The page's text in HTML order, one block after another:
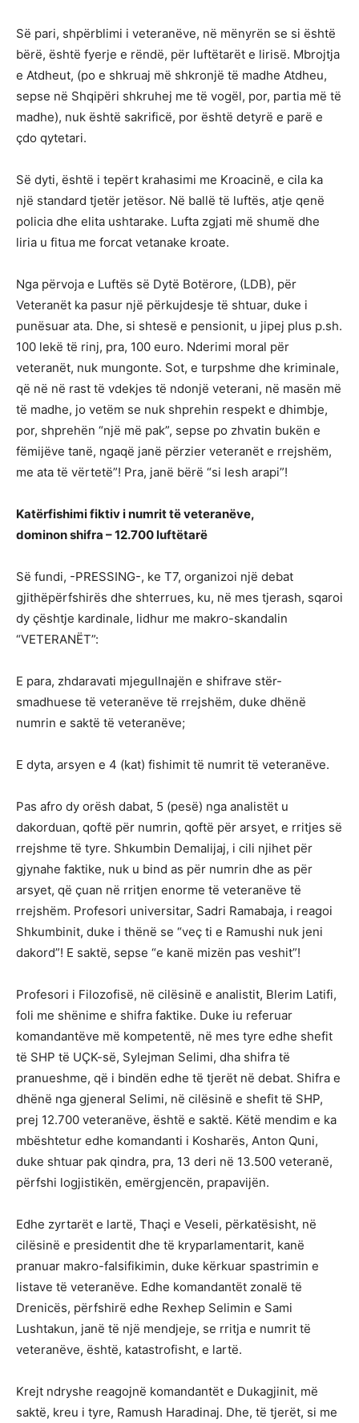
Së pari, shpërblimi i veteranëve, në mënyrën se si është
bërë, është fyerje e rëndë, për luftëtarët e lirisë. Mbrojtja
e Atdheut, (po e shkruaj më shkronjë të madhe Atdheu,
sepse në Shqipëri shkruhej me të vogël, por, partia më të
madhe), nuk është sakrificë, por është detyrë e parë e
çdo qytetari.
Së dyti, është i tepërt krahasimi me Kroacinë, e cila ka
një standard tjetër jetësor. Në ballë të luftës, atje qenë
policia dhe elita ushtarake. Lufta zgjati më shumë dhe
liria u fitua me forcat vetanake kroate.
Nga përvoja e Luftës së Dytë Botërore, (LDB), për
Veteranët ka pasur një përkujdesje të shtuar, duke i
punësuar ata. Dhe, si shtesë e pensionit, u jipej plus p.sh.
100 lekë të rinj, pra, 100 euro. Nderimi moral për
veteranët, nuk mungonte. Sot, e turpshme dhe kriminale,
që në në rast të vdekjes të ndonjë veterani, në masën më
të madhe, jo vetëm se nuk shprehin respekt e dhimbje,
por, shprehën “një më pak”, sepse po zhvatin bukën e
fëmijëve tanë, ngaqë janë përzier veteranët e rrejshëm,
me ata të vërtetë”! Pra, janë bërë “si lesh arapi”!
Katërfishimi fiktiv i numrit të veteranëve,
dominon shifra – 12.700 luftëtarë
Së fundi, -PRESSING-, ke T7, organizoi një debat
gjithëpërfshirës dhe shterrues, ku, në mes tjerash, sqaroi
dy çështje kardinale, lidhur me makro-skandalin
“VETERANËT”:
E para, zhdaravati mjegullnajën e shifrave stër-
smadhuese të veteranëve të rrejshëm, duke dhënë
numrin e saktë të veteranëve;
E dyta, arsyen e 4 (kat) fishimit të numrit të veteranëve.
Pas afro dy orësh dabat, 5 (pesë) nga analistët u
dakorduan, qoftë për numrin, qoftë për arsyet, e rritjes së
rrejshme të tyre. Shkumbin Demalijaj, i cili njihet për
gjynahe faktike, nuk u bind as për numrin dhe as për
arsyet, që çuan në rritjen enorme të veteranëve të
rrejshëm. Profesori universitar, Sadri Ramabaja, i reagoi
Shkumbinit, duke i thënë se “veç ti e Ramushi nuk jeni
dakord”! E saktë, sepse “e kanë mizën pas veshit”!
Profesori i Filozofisë, në cilësinë e analistit, Blerim Latifi,
foli me shënime e shifra faktike. Duke iu referuar
komandantëve më kompetentë, në mes tyre edhe shefit
të SHP të UÇK-së, Sylejman Selimi, dha shifra të
pranueshme, që i bindën edhe të tjerët në debat. Shifra e
dhënë nga gjeneral Selimi, në cilësinë e shefit të SHP,
prej 12.700 veteranëve, është e saktë. Këtë mendim e ka
mbështetur edhe komandanti i Kosharës, Anton Quni,
duke shtuar pak qindra, pra, 13 deri në 13.500 veteranë,
përfshi logjistikën, emërgjencën, prapavijën.
Edhe zyrtarët e lartë, Thaçi e Veseli, përkatësisht, në
cilësinë e presidentit dhe të kryparlamentarit, kanë
pranuar makro-falsifikimin, duke kërkuar spastrimin e
listave të veteranëve. Edhe komandantët zonalë të
Drenicës, përfshirë edhe Rexhep Selimin e Sami
Lushtakun, janë të një mendjeje, se rritja e numrit të
veteranëve, është, katastrofisht, e lartë.
Krejt ndryshe reagojnë komandantët e Dukagjinit, më
saktë, kreu i tyre, Ramush Haradinaj. Dhe, të tjerët, si me